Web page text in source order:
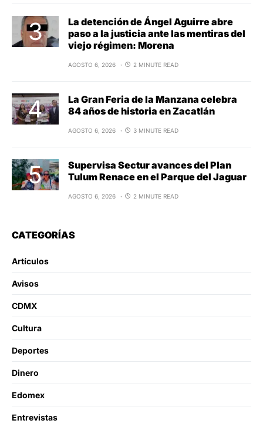
La detención de Ángel Aguirre abre
paso a la justicia ante las mentiras del
viejo régimen: Morena
AGOSTO 6, 2026 2 MINUTE READ
La Gran Feria de la Manzana celebra
84 años de historia en Zacatlán
AGOSTO 6, 2026 3 MINUTE READ
Supervisa Sectur avances del Plan
Tulum Renace en el Parque del Jaguar
AGOSTO 6, 2026 2 MINUTE READ
CATEGORÍAS
Artículos
Avisos
CDMX
Cultura
Deportes
Dinero
Edomex
Entrevistas